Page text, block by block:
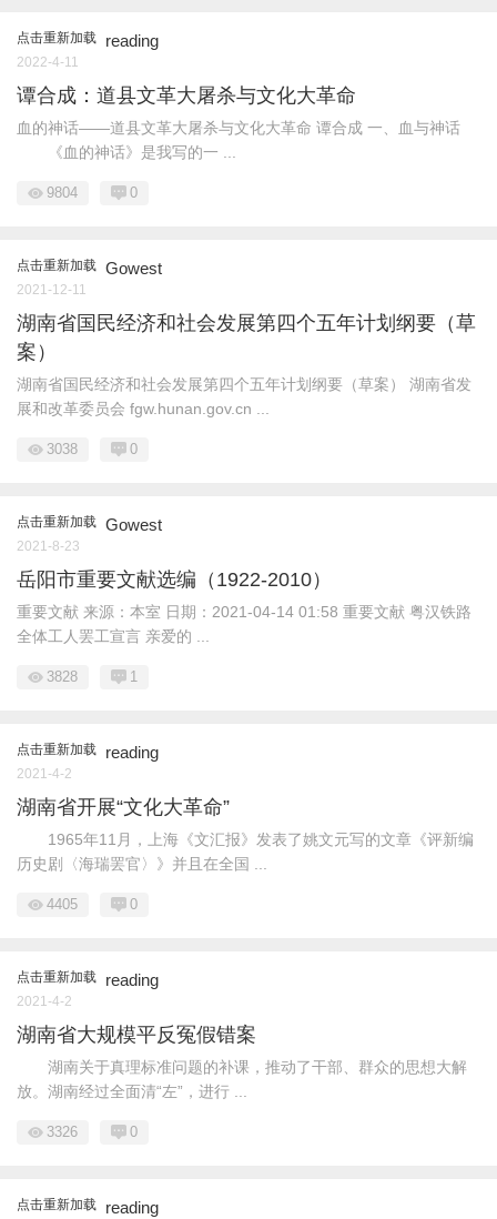
点击重新加载 reading
2022-4-11
谭合成：道县文革大屠杀与文化大革命
血的神话——道县文革大屠杀与文化大革命 谭合成 一、血与神话
《血的神话》是我写的一 ...
9804 0
点击重新加载 Gowest
2021-12-11
湖南省国民经济和社会发展第四个五年计划纲要（草
案）
湖南省国民经济和社会发展第四个五年计划纲要（草案） 湖南省发
展和改革委员会 fgw.hunan.gov.cn ...
3038 0
点击重新加载 Gowest
2021-8-23
岳阳市重要文献选编（1922-2010）
重要文献 来源：本室 日期：2021-04-14 01:58 重要文献 粤汉铁路
全体工人罢工宣言 亲爱的 ...
3828 1
点击重新加载 reading
2021-4-2
湖南省开展“文化大革命”
1965年11月，上海《文汇报》发表了姚文元写的文章《评新编
历史剧〈海瑞罢官〉》并且在全国 ...
4405 0
点击重新加载 reading
2021-4-2
湖南省大规模平反冤假错案
湖南关于真理标准问题的补课，推动了干部、群众的思想大解
放。湖南经过全面清“左”，进行 ...
3326 0
点击重新加载 reading